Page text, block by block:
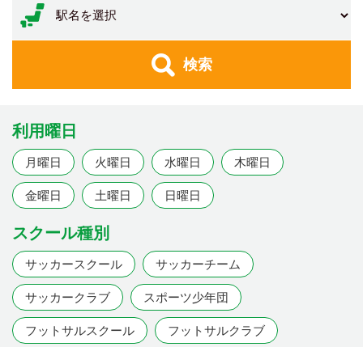
検索
利用曜日
月曜日 火曜日 水曜日 木曜日
金曜日 土曜日 日曜日
スクール種別
サッカースクール サッカーチーム
サッカークラブ スポーツ少年団
フットサルスクール フットサルクラブ